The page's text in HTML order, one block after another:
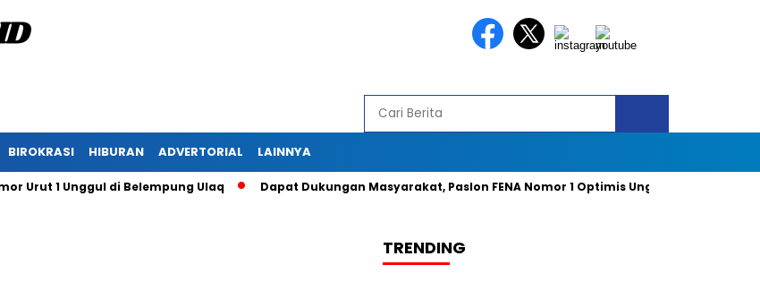
BIROKRASI HIBURAN ADVERTORIAL LAINNYA
1 Unggul di Belempung Ulaq Dapat Dukungan Masyarakat, Paslon FENA Nomor 1 Optimis Unggul 49 Persen Suara
TRENDING